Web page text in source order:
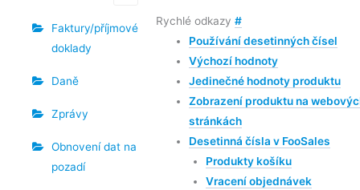
Faktury/příjmové
doklady
Daně
Zprávy
Obnovení dat na
pozadí
Rychlé odkazy #
Používání desetinných čísel
Výchozí hodnoty
Jedinečné hodnoty produktu
Zobrazení produktu na
stránkách
Desetinná čísla v FooSales
Produkty košíku
Vracení objednávek